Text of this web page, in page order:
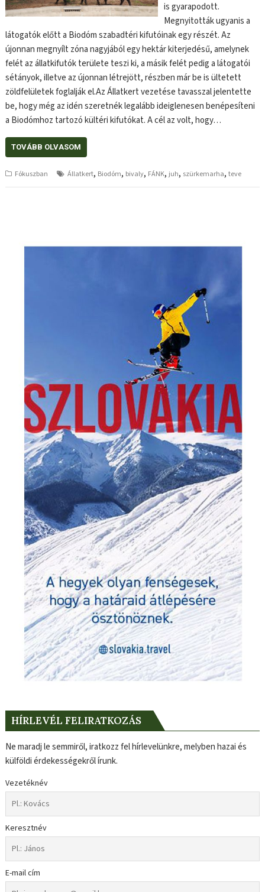
is gyarapodott.
Megnyitották ugyanis a
látogatók előtt a Biodóm szabadtéri kifutóinak egy részét. Az
újonnan megnyílt zóna nagyjából egy hektár kiterjedésű, amelynek
felét az állatkifutók területe teszi ki, a másik felét pedig a látogatói
sétányok, illetve az újonnan létrejött, részben már be is ültetett
zöldfelületek foglalják el.Az Állatkert vezetése tavasszal jelentette
be, hogy még az idén szeretnék legalább ideiglenesen benépesíteni
a Biodómhoz tartozó kültéri kifutókat. A cél az volt, hogy…
TOVÁBB OLVASOM
Fókuszban Állatkert, Biodóm, bivaly, FÁNK,juh, szürkemarha,teve
HÍRLEVÉL FELIRATKOZÁS
Ne maradj le semmiről, iratkozz fel hírlevelünkre, melyben hazai és
külföldi érdekességekről írunk.
Vezetéknév
Keresztnév
E-mail cím